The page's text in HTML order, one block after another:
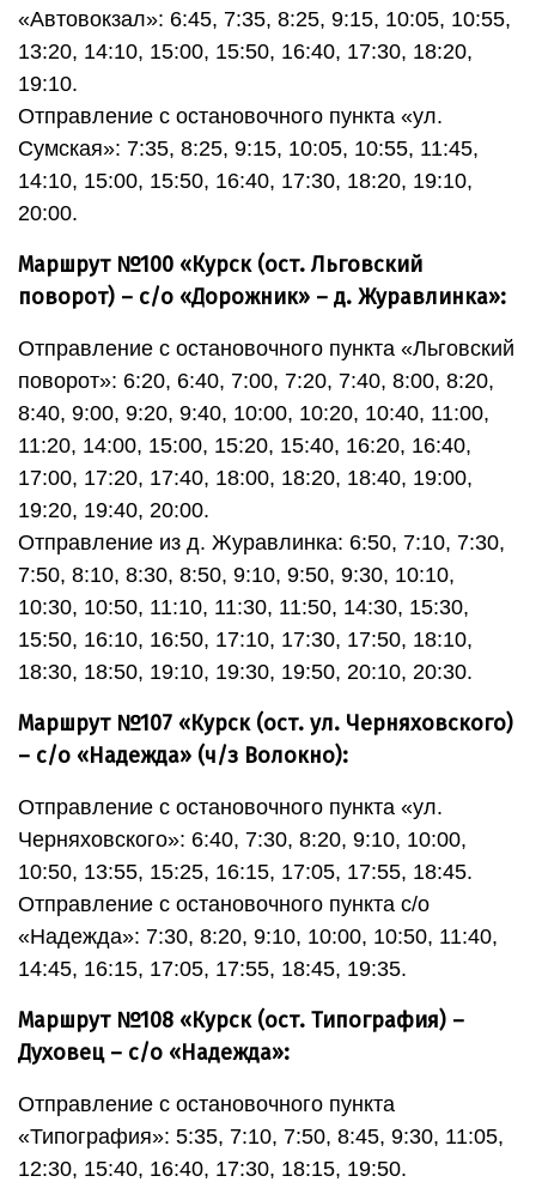
«Автовокзал»: 6:45, 7:35, 8:25, 9:15, 10:05, 10:55,
13:20, 14:10, 15:00, 15:50, 16:40, 17:30, 18:20,
19:10.
Отправление с остановочного пункта «ул.
Сумская»: 7:35, 8:25, 9:15, 10:05, 10:55, 11:45,
14:10, 15:00, 15:50, 16:40, 17:30, 18:20, 19:10,
20:00.
Маршрут №100 «Курск (ост. Льговский
поворот) – с/о «Дорожник» – д. Журавлинка»:
Отправление с остановочного пункта «Льговский
поворот»: 6:20, 6:40, 7:00, 7:20, 7:40, 8:00, 8:20,
8:40, 9:00, 9:20, 9:40, 10:00, 10:20, 10:40, 11:00,
11:20, 14:00, 15:00, 15:20, 15:40, 16:20, 16:40,
17:00, 17:20, 17:40, 18:00, 18:20, 18:40, 19:00,
19:20, 19:40, 20:00.
Отправление из д. Журавлинка: 6:50, 7:10, 7:30,
7:50, 8:10, 8:30, 8:50, 9:10, 9:50, 9:30, 10:10,
10:30, 10:50, 11:10, 11:30, 11:50, 14:30, 15:30,
15:50, 16:10, 16:50, 17:10, 17:30, 17:50, 18:10,
18:30, 18:50, 19:10, 19:30, 19:50, 20:10, 20:30.
Маршрут №107 «Курск (ост. ул. Черняховского)
– с/о «Надежда» (ч/з Волокно):
Отправление с остановочного пункта «ул.
Черняховского»: 6:40, 7:30, 8:20, 9:10, 10:00,
10:50, 13:55, 15:25, 16:15, 17:05, 17:55, 18:45.
Отправление с остановочного пункта с/о
«Надежда»: 7:30, 8:20, 9:10, 10:00, 10:50, 11:40,
14:45, 16:15, 17:05, 17:55, 18:45, 19:35.
Маршрут №108 «Курск (ост. Типография) –
Духовец – с/о «Надежда»:
Отправление с остановочного пункта
«Типография»: 5:35, 7:10, 7:50, 8:45, 9:30, 11:05,
12:30, 15:40, 16:40, 17:30, 18:15, 19:50.